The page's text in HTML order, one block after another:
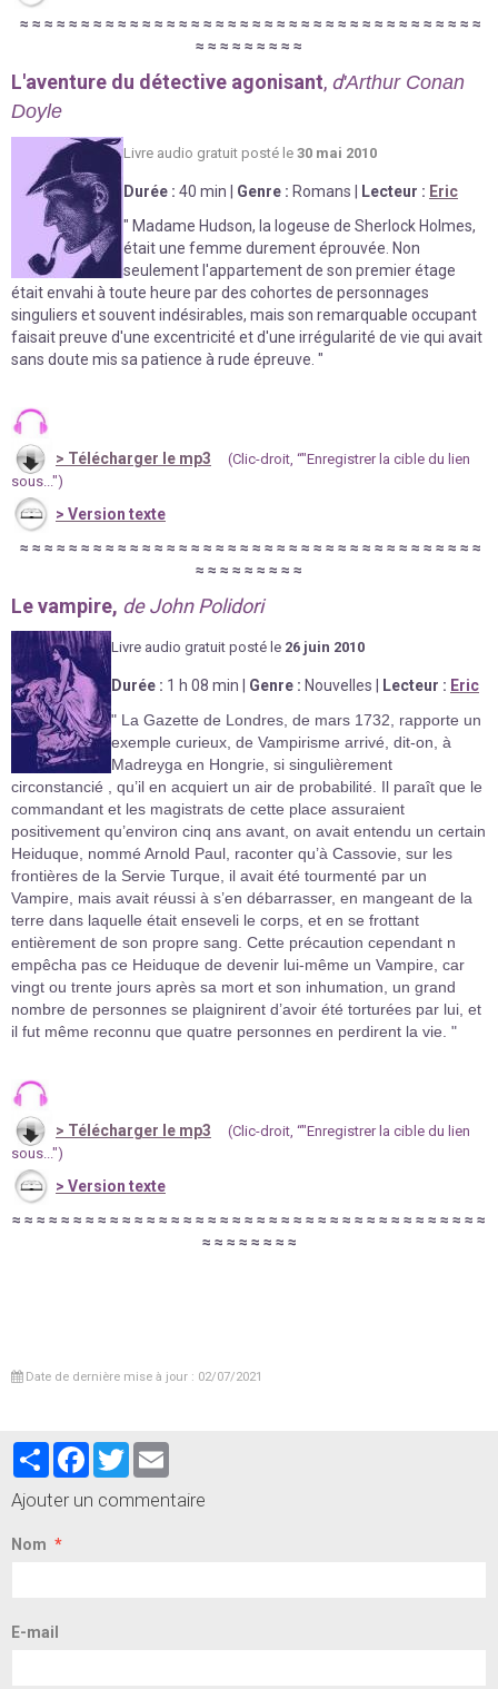
≈ ≈ ≈ ≈ ≈ ≈ ≈ ≈ ≈ ≈ ≈ ≈ ≈ ≈ ≈ ≈ ≈ ≈ ≈ ≈ ≈ ≈ ≈ ≈ ≈ ≈ ≈ ≈ ≈ ≈ ≈ ≈ ≈ ≈ ≈ ≈ ≈ ≈
≈ ≈ ≈ ≈ ≈ ≈ ≈ ≈ ≈
L'aventure du détective agonisant, d'Arthur Conan
Doyle
Livre audio gratuit posté le 30 mai 2010
Durée : 40 min Genre : Romans Lecteur : Eric
" Madame Hudson, la logeuse de Sherlock Holmes,
était une femme durement éprouvée. Non
seulement l'appartement de son premier étage
était envahi à toute heure par des cohortes de personnages
singuliers et souvent indésirables, mais son remarquable occupant
faisait preuve d'une excentricité et d'une irrégularité de vie qui avait
sans doute mis sa patience à rude épreuve. "
> Télécharger le mp3
(Clic-droit, “"Enregistrer la cible du lien
sous...")
> Version texte
≈ ≈ ≈ ≈ ≈ ≈ ≈ ≈ ≈ ≈ ≈ ≈ ≈ ≈ ≈ ≈ ≈ ≈ ≈ ≈ ≈ ≈ ≈ ≈ ≈ ≈ ≈ ≈ ≈ ≈ ≈ ≈ ≈ ≈ ≈ ≈ ≈ ≈
≈ ≈ ≈ ≈ ≈ ≈ ≈ ≈ ≈
Le vampire, de John Polidori
Livre audio gratuit posté le 26 juin 2010
Durée : 1 h 08 min Genre : Nouvelles Lecteur : Eric
" La Gazette de Londres, de mars 1732, rapporte un
exemple curieux, de Vampirisme arrivé, dit-on, à
Madreyga en Hongrie, si singulièrement
circonstancié , qu’il en acquiert un air de probabilité. Il paraît que le
commandant et les magistrats de cette place assuraient
positivement qu’environ cinq ans avant, on avait entendu un certain
Heiduque, nommé Arnold Paul, raconter qu’à Cassovie, sur les
frontières de la Servie Turque, il avait été tourmenté par un
Vampire, mais avait réussi à s’en débarrasser, en mangeant de la
terre dans laquelle était enseveli le corps, et en se frottant
entièrement de son propre sang. Cette précaution cependant n
empêcha pas ce Heiduque de devenir lui-même un Vampire, car
vingt ou trente jours après sa mort et son inhumation, un grand
nombre de personnes se plaignirent d’avoir été torturées par lui, et
il fut même reconnu que quatre personnes en perdirent la vie. "
> Télécharger le mp3
(Clic-droit, “"Enregistrer la cible du lien
sous...")
> Version texte
≈ ≈ ≈ ≈ ≈ ≈ ≈ ≈ ≈ ≈ ≈ ≈ ≈ ≈ ≈ ≈ ≈ ≈ ≈ ≈ ≈ ≈ ≈ ≈ ≈ ≈ ≈ ≈ ≈ ≈ ≈ ≈ ≈ ≈ ≈ ≈ ≈ ≈ ≈
≈ ≈ ≈ ≈ ≈ ≈ ≈ ≈
Date de dernière mise à jour : 02/07/2021
PartagerFacebook
Twitter
Ajouter un commentaire
Nom
E-mail